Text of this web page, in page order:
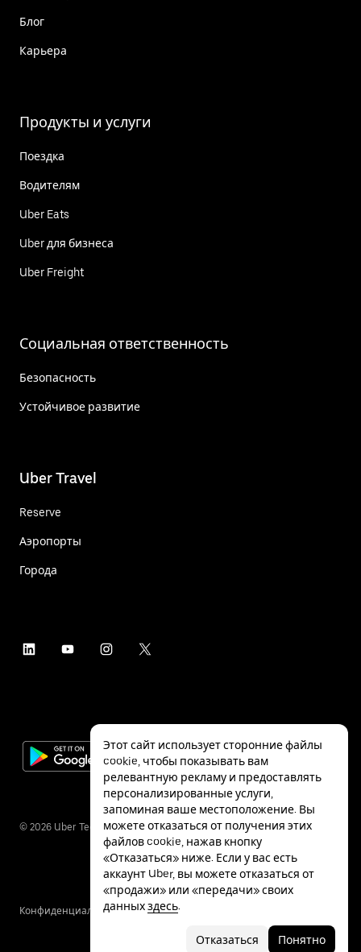
Блог
Карьера
Продукты и услуги
Поездка
Водителям
Uber Eats
Uber для бизнеса
Uber Freight
Социальная ответственность
Безопасность
Устойчивое развитие
Uber Travel
Reserve
Аэропорты
Города
© 2026 Uber Technologies Inc.
КонфиденциальностьСпециальные
Этот сайт использует сторонние файлы
cookie, чтобы показывать вам
релевантную рекламу и предоставлять
персонализированные услуги,
запоминая ваше местоположение. Вы
можете отказаться от получения этих
файлов cookie, нажав кнопку
«Отказаться» ниже. Если у вас есть
аккаунт Uber, вы можете отказаться от
«продажи» или «передачи» своих
данныхздесь.
Отказаться Понятно